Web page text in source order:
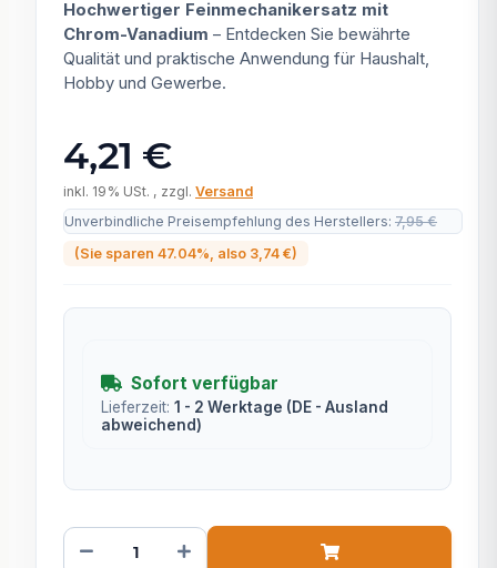
Hochwertiger Feinmechanikersatz mit
Chrom-Vanadium – Entdecken Sie bewährte
Qualität und praktische Anwendung für Haushalt,
Hobby und Gewerbe.
4,21 €
inkl. 19% USt. , zzgl. Versand
Unverbindliche Preisempfehlung des Herstellers: 7,95 €
(Sie sparen 47.04% , also 3,74 €)
Sofort verfügbar
Lieferzeit: 1 - 2 Werktage (DE - Ausland
abweichend)